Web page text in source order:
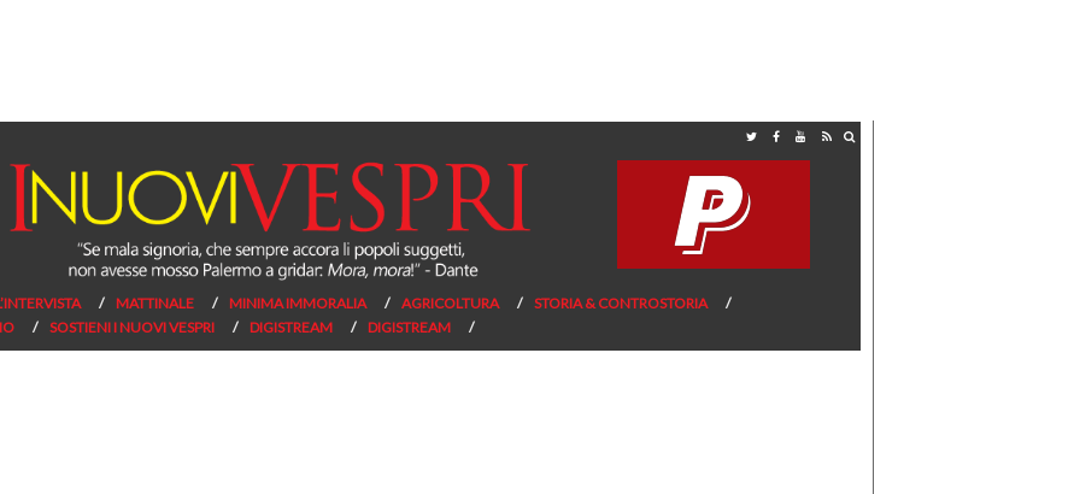
MATTINALE MINIMA IMMORALIA AGRICOLTURA
STORIA & CONTROSTORIA
SOSTIENI I NUOVI VESPRI DIGISTREAM DIGISTREAM